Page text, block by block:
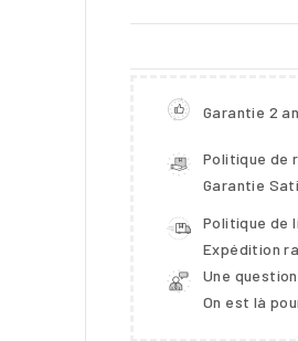
Garantie 2
Politique de
Garantie
Politique de
Expédition
Une
On est là